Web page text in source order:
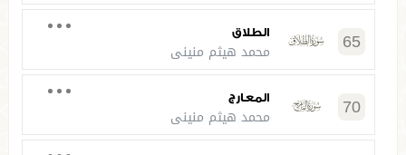
65 الطلاق
محمد هيثم منيني
70 المعارج
محمد هيثم منيني